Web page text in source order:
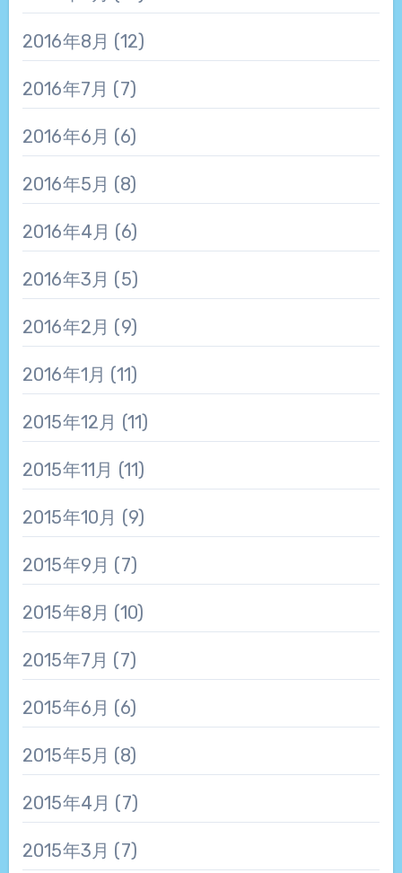
2016年8月 (12)
2016年7月 (7)
2016年6月 (6)
2016年5月 (8)
2016年4月 (6)
2016年3月 (5)
2016年2月 (9)
2016年1月 (11)
2015年12月 (11)
2015年11月 (11)
2015年10月 (9)
2015年9月 (7)
2015年8月 (10)
2015年7月 (7)
2015年6月 (6)
2015年5月 (8)
2015年4月 (7)
2015年3月 (7)